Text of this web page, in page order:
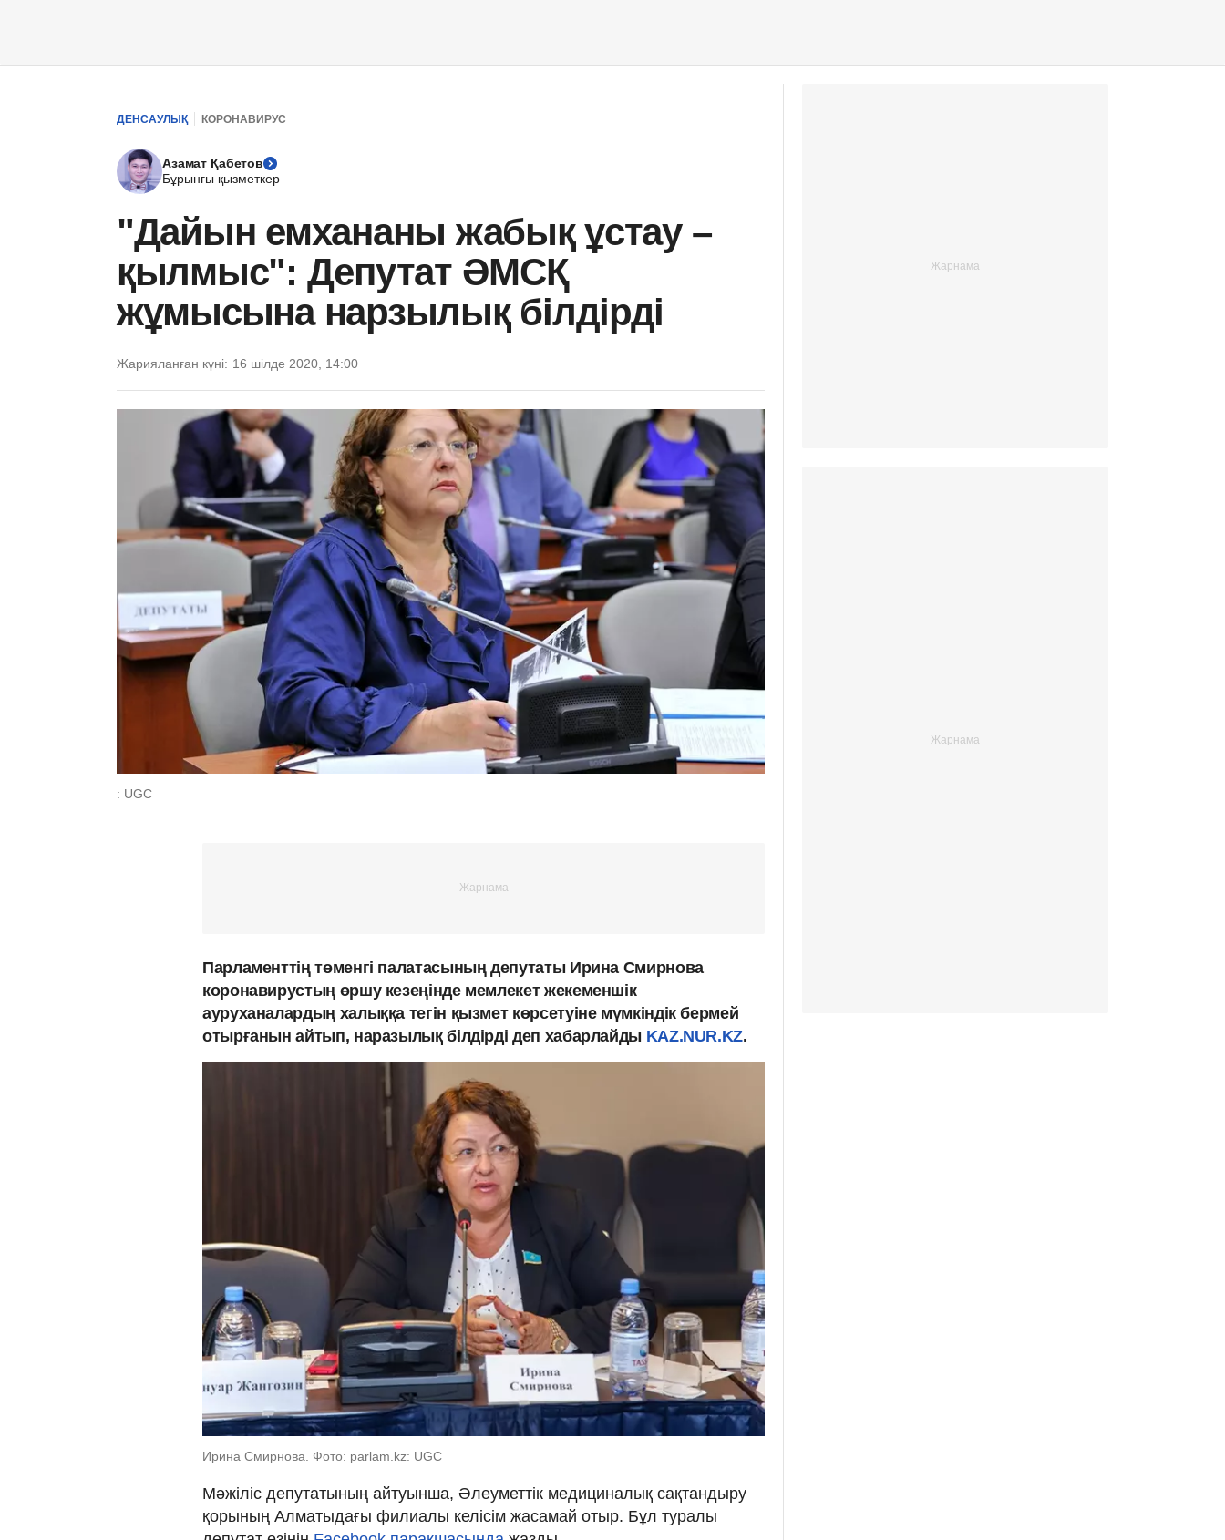
ДЕНСАУЛЫҚ КОРОНАВИРУС
Азамат Қабетов
Бұрынғы қызметкер
"Дайын емхананы жабық ұстау –
қылмыс": Депутат ӘМСҚ
жұмысына нарзылық білдірді
Жарияланған күні: 16 шілде 2020, 14:00
: UGC
Парламенттің төменгі палатасының депутаты Ирина Смирнова
коронавирустың өршу кезеңінде мемлекет жекеменшік
ауруханалардың халыққа тегін қызмет көрсетуіне мүмкіндік бермей
отырғанын айтып, наразылық білдірді деп хабарлайды KAZ.NUR.KZ.
Ирина Смирнова. Фото: parlam.kz: UGC
Мәжіліс депутатының айтуынша, Әлеуметтік медициналық сақтандыру
қорының Алматыдағы филиалы келісім жасамай отыр. Бұл туралы